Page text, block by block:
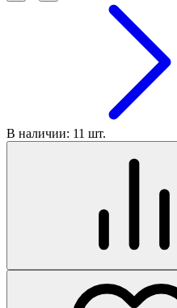
В наличии: 11 шт.